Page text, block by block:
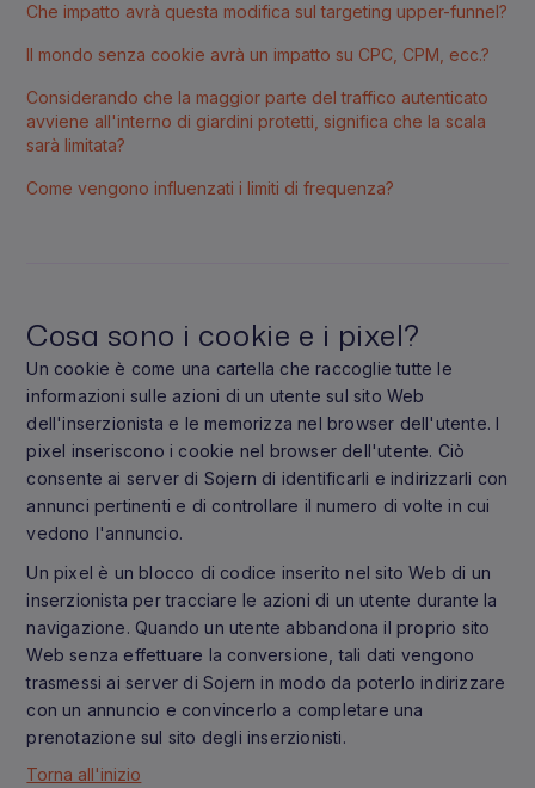
Che impatto avrà questa modifica sul targeting upper-funnel?
Il mondo senza cookie avrà un impatto su CPC, CPM, ecc.?
Considerando che la maggior parte del traffico autenticato
avviene all'interno di giardini protetti, significa che la scala
sarà limitata?
Come vengono influenzati i limiti di frequenza?
Cosa sono i cookie e i pixel?
Un cookie è come una cartella che raccoglie tutte le
informazioni sulle azioni di un utente sul sito Web
dell'inserzionista e le memorizza nel browser dell'utente. I
pixel inseriscono i cookie nel browser dell'utente. Ciò
consente ai server di Sojern di identificarli e indirizzarli con
annunci pertinenti e di controllare il numero di volte in cui
vedono l'annuncio.
Un pixel è un blocco di codice inserito nel sito Web di un
inserzionista per tracciare le azioni di un utente durante la
navigazione. Quando un utente abbandona il proprio sito
Web senza effettuare la conversione, tali dati vengono
trasmessi ai server di Sojern in modo da poterlo indirizzare
con un annuncio e convincerlo a completare una
prenotazione sul sito degli inserzionisti.
Torna all'inizio